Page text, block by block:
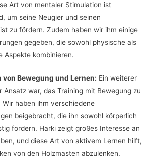
Art von mentaler Stimulation ist
um seine Neugier und seinen
zu fördern. Zudem haben wir ihm einige
gegeben, die sowohl physische als
Aspekte kombinieren.
von Bewegung und Lernen: Ein weiterer
Ansatz war, das Training mit Bewegung zu
Wir haben ihm verschiedene
beigebracht, die ihn sowohl körperlich
fordern. Harki zeigt großes Interesse an
und diese Art von aktivem Lernen hilft,
von den Holzmasten abzulenken.